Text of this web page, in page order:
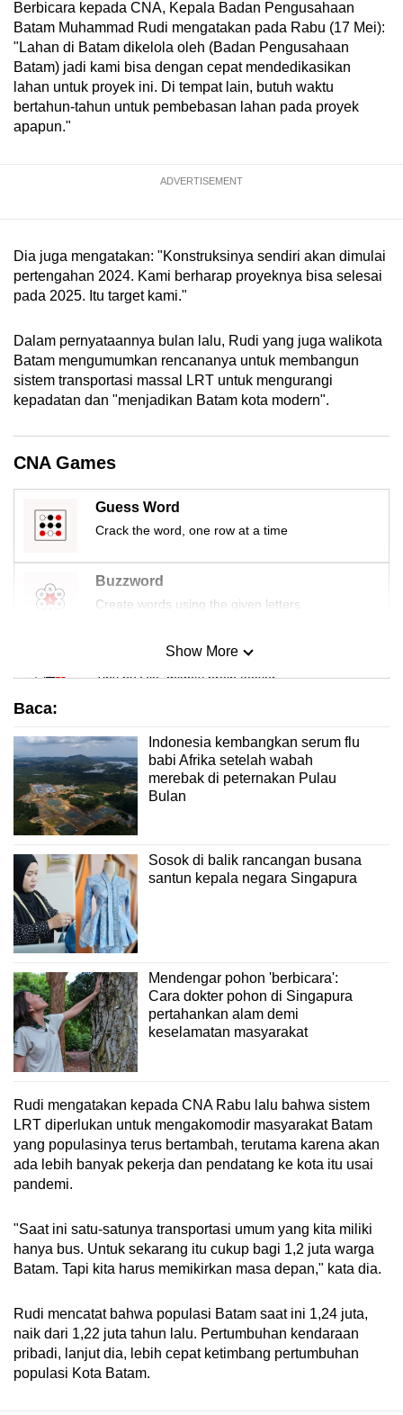
Berbicara kepada CNA, Kepala Badan Pengusahaan
Batam Muhammad Rudi mengatakan pada Rabu (17 Mei):
"Lahan di Batam dikelola oleh (Badan Pengusahaan
Batam) jadi kami bisa dengan cepat mendedikasikan
lahan untuk proyek ini. Di tempat lain, butuh waktu
bertahun-tahun untuk pembebasan lahan pada proyek
apapun."
ADVERTISEMENT
Dia juga mengatakan: "Konstruksinya sendiri akan dimulai
pertengahan 2024. Kami berharap proyeknya bisa selesai
pada 2025. Itu target kami."
Dalam pernyataannya bulan lalu, Rudi yang juga walikota
Batam mengumumkan rencananya untuk membangun
sistem transportasi massal LRT untuk mengurangi
kepadatan dan "menjadikan Batam kota modern".
CNA Games
Guess Word
Crack the word, one row at a time
Buzzword
Create words using the given letters
Mini Sudoku
Tiny puzzle, mighty brain teaser
Small grid, big challenge
Word Search
Spot as many words as you can
Show More
Show Less
Baca:
Indonesia kembangkan serum flu
babi Afrika setelah wabah
merebak di peternakan Pulau
Bulan
Sosok di balik rancangan busana
santun kepala negara Singapura
Mendengar pohon 'berbicara':
Cara dokter pohon di Singapura
pertahankan alam demi
keselamatan masyarakat
Rudi mengatakan kepada CNA Rabu lalu bahwa sistem
LRT diperlukan untuk mengakomodir masyarakat Batam
yang populasinya terus bertambah, terutama karena akan
ada lebih banyak pekerja dan pendatang ke kota itu usai
pandemi.
"Saat ini satu-satunya transportasi umum yang kita miliki
hanya bus. Untuk sekarang itu cukup bagi 1,2 juta warga
Batam. Tapi kita harus memikirkan masa depan," kata dia.
Rudi mencatat bahwa populasi Batam saat ini 1,24 juta,
naik dari 1,22 juta tahun lalu. Pertumbuhan kendaraan
pribadi, lanjut dia, lebih cepat ketimbang pertumbuhan
populasi Kota Batam.
supported
browser
or,
for
the
finest
Upgraded
still
having
issues?
Contact
us